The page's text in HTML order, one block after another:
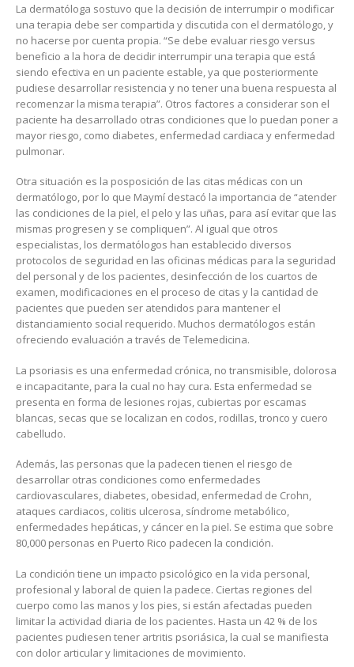
La dermatóloga sostuvo que la decisión de interrumpir o modificar
una terapia debe ser compartida y discutida con el dermatólogo, y
no hacerse por cuenta propia. “Se debe evaluar riesgo versus
beneficio a la hora de decidir interrumpir una terapia que está
siendo efectiva en un paciente estable, ya que posteriormente
pudiese desarrollar resistencia y no tener una buena respuesta al
recomenzar la misma terapia”. Otros factores a considerar son el
paciente ha desarrollado otras condiciones que lo puedan poner a
mayor riesgo, como diabetes, enfermedad cardiaca y enfermedad
pulmonar.
Otra situación es la posposición de las citas médicas con un
dermatólogo, por lo que Maymí destacó la importancia de “atender
las condiciones de la piel, el pelo y las uñas, para así evitar que las
mismas progresen y se compliquen”. Al igual que otros
especialistas, los dermatólogos han establecido diversos
protocolos de seguridad en las oficinas médicas para la seguridad
del personal y de los pacientes, desinfección de los cuartos de
examen, modificaciones en el proceso de citas y la cantidad de
pacientes que pueden ser atendidos para mantener el
distanciamiento social requerido. Muchos dermatólogos están
ofreciendo evaluación a través de Telemedicina.
La psoriasis es una enfermedad crónica, no transmisible, dolorosa
e incapacitante, para la cual no hay cura. Esta enfermedad se
presenta en forma de lesiones rojas, cubiertas por escamas
blancas, secas que se localizan en codos, rodillas, tronco y cuero
cabelludo.
Además, las personas que la padecen tienen el riesgo de
desarrollar otras condiciones como enfermedades
cardiovasculares, diabetes, obesidad, enfermedad de Crohn,
ataques cardiacos, colitis ulcerosa, síndrome metabólico,
enfermedades hepáticas, y cáncer en la piel. Se estima que sobre
80,000 personas en Puerto Rico padecen la condición.
La condición tiene un impacto psicológico en la vida personal,
profesional y laboral de quien la padece. Ciertas regiones del
cuerpo como las manos y los pies, si están afectadas pueden
limitar la actividad diaria de los pacientes. Hasta un 42 % de los
pacientes pudiesen tener artritis psoriásica, la cual se manifiesta
con dolor articular y limitaciones de movimiento.